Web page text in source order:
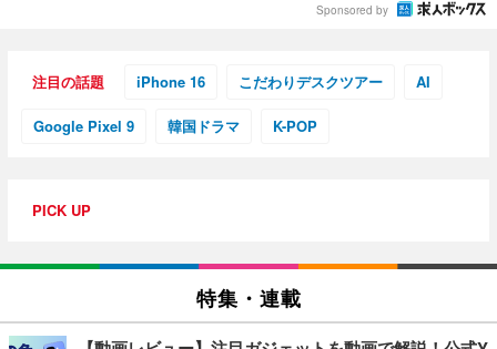
Sponsored by
注目の話題 iPhone 16 こだわりデスクツアー AI
Google Pixel 9 韓国ドラマ K-POP
PICK UP
特集・連載